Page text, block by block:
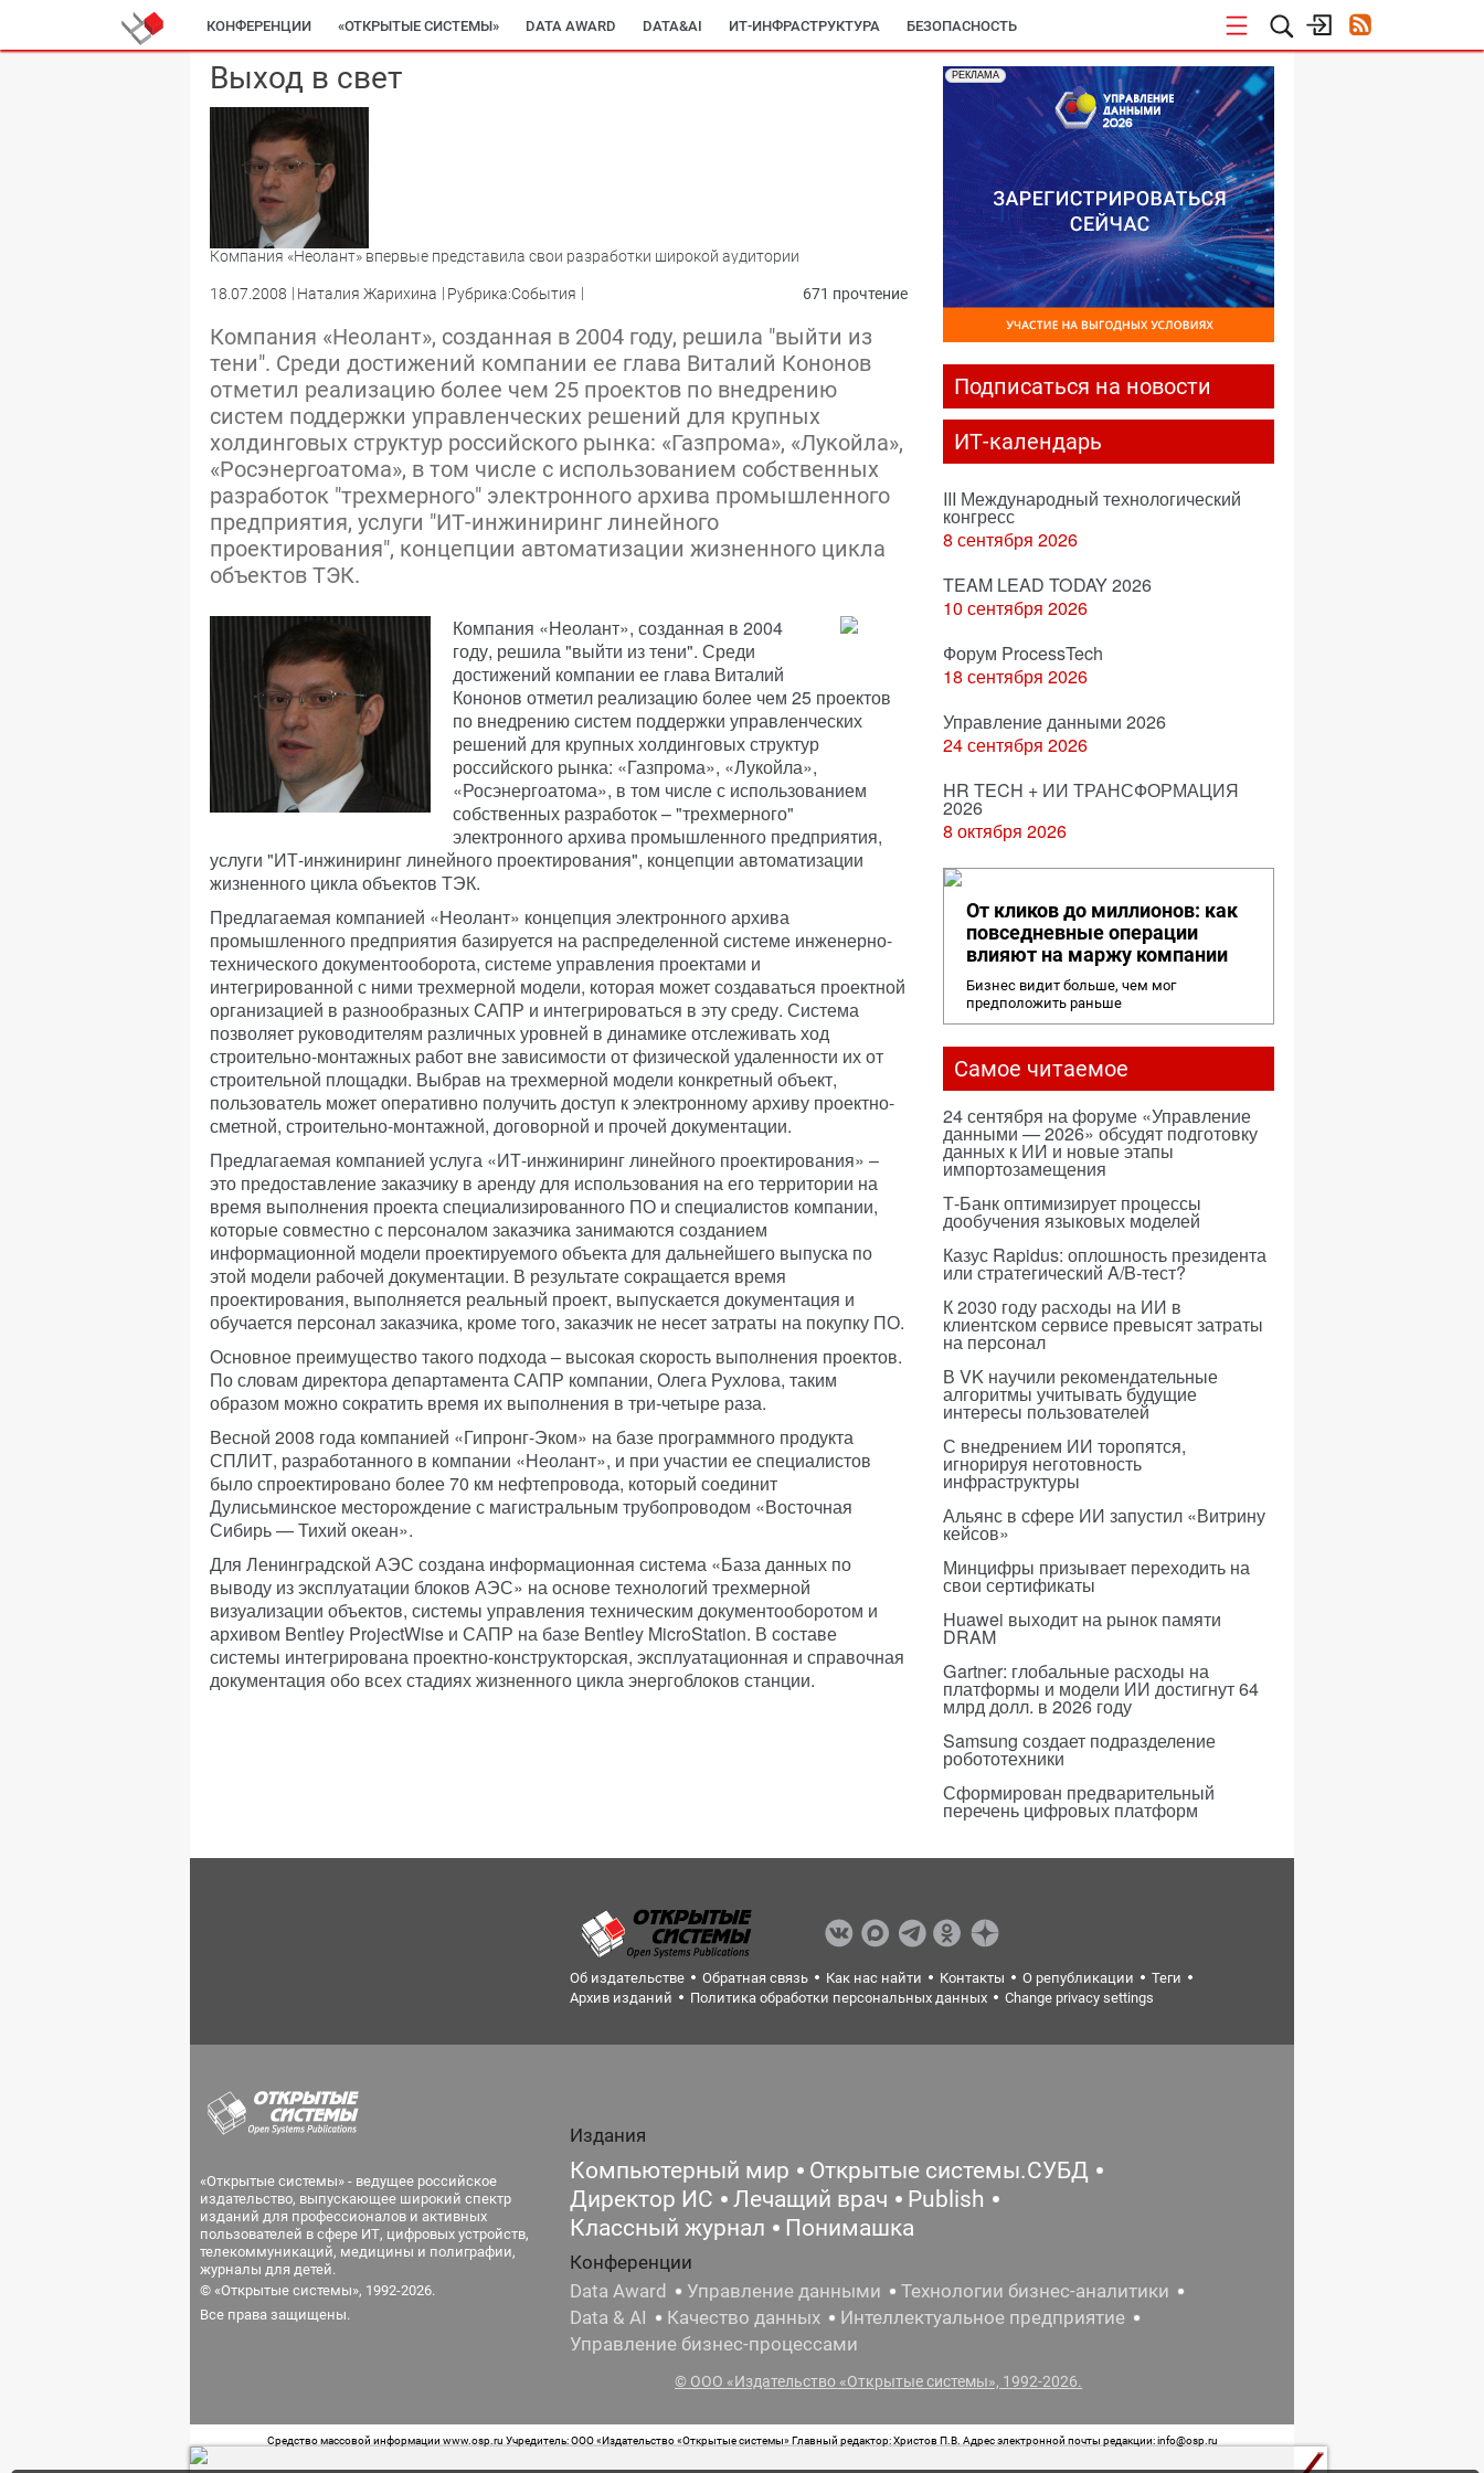
КОНФЕРЕНЦИИ «ОТКРЫТЫЕ СИСТЕМЫ» DATA AWARD DATA&AI ИТ-ИНФРАСТРУКТУРА БЕЗОПАСНОСТЬ
Выход в свет
Компания «Неолант» впервые представила свои разработки широкой аудитории
18.07.2008 Наталия Жарихина Рубрика:События 671 прочтение
Компания «Неолант», созданная в 2004 году, решила "выйти из
тени". Среди достижений компании ее глава Виталий Кононов
отметил реализацию более чем 25 проектов по внедрению
систем поддержки управленческих решений для крупных
холдинговых структур российского рынка: «Газпрома», «Лукойла»,
«Росэнергоатома», в том числе с использованием собственных
разработок "трехмерного" электронного архива промышленного
предприятия, услуги "ИТ-инжиниринг линейного
проектирования", концепции автоматизации жизненного цикла
объектов ТЭК.
Компания «Неолант», созданная в 2004
году, решила "выйти из тени". Среди
достижений компании ее глава Виталий
Кононов отметил реализацию более чем 25 проектов
по внедрению систем поддержки управленческих
решений для крупных холдинговых структур
российского рынка: «Газпрома», «Лукойла»,
«Росэнергоатома», в том числе с использованием
собственных разработок – "трехмерного"
электронного архива промышленного предприятия,
услуги "ИТ-инжиниринг линейного проектирования", концепции автоматизации
жизненного цикла объектов ТЭК.
Предлагаемая компанией «Неолант» концепция электронного архива
промышленного предприятия базируется на распределенной системе инженерно-
технического документооборота, системе управления проектами и
интегрированной с ними трехмерной модели, которая может создаваться проектной
организацией в разнообразных САПР и интегрироваться в эту среду. Система
позволяет руководителям различных уровней в динамике отслеживать ход
строительно-монтажных работ вне зависимости от физической удаленности их от
строительной площадки. Выбрав на трехмерной модели конкретный объект,
пользователь может оперативно получить доступ к электронному архиву проектно-
сметной, строительно-монтажной, договорной и прочей документации.
Предлагаемая компанией услуга «ИТ-инжиниринг линейного проектирования» –
это предоставление заказчику в аренду для использования на его территории на
время выполнения проекта специализированного ПО и специалистов компании,
которые совместно с персоналом заказчика занимаются созданием
информационной модели проектируемого объекта для дальнейшего выпуска по
этой модели рабочей документации. В результате сокращается время
проектирования, выполняется реальный проект, выпускается документация и
обучается персонал заказчика, кроме того, заказчик не несет затраты на покупку ПО.
Основное преимущество такого подхода – высокая скорость выполнения проектов.
По словам директора департамента САПР компании, Олега Рухлова, таким
образом можно сократить время их выполнения в три-четыре раза.
Весной 2008 года компанией «Гипронг-Эком» на базе программного продукта
СПЛИТ, разработанного в компании «Неолант», и при участии ее специалистов
было спроектировано более 70 км нефтепровода, который соединит
Дулисьминское месторождение с магистральным трубопроводом «Восточная
Сибирь — Тихий океан».
Для Ленинградской АЭС создана информационная система «База данных по
выводу из эксплуатации блоков АЭС» на основе технологий трехмерной
визуализации объектов, системы управления техническим документооборотом и
архивом Bentley ProjectWise и САПР на базе Bentley MicroStation. В составе
системы интегрирована проектно-конструкторская, эксплуатационная и справочная
документация обо всех стадиях жизненного цикла энергоблоков станции.
РЕКЛАМА
Подписаться на новости
ИТ-календарь
III Международный технологический
конгресс
8 сентября 2026
TEAM LEAD TODAY 2026
10 сентября 2026
Форум ProcessTech
18 сентября 2026
Управление данными 2026
24 сентября 2026
HR TECH + ИИ ТРАНСФОРМАЦИЯ
2026
8 октября 2026
От кликов до миллионов: как
повседневные операции
влияют на маржу компании
Бизнес видит больше, чем мог
предположить раньше
Самое читаемое
24 сентября на форуме «Управление
данными — 2026» обсудят подготовку
данных к ИИ и новые этапы
импортозамещения
Т-Банк оптимизирует процессы
дообучения языковых моделей
Казус Rapidus: оплошность президента
или стратегический A/B-тест?
К 2030 году расходы на ИИ в
клиентском сервисе превысят затраты
на персонал
В VK научили рекомендательные
алгоритмы учитывать будущие
интересы пользователей
С внедрением ИИ торопятся,
игнорируя неготовность
инфраструктуры
Альянс в сфере ИИ запустил «Витрину
кейсов»
Минцифры призывает переходить на
свои сертификаты
Huawei выходит на рынок памяти
DRAM
Gartner: глобальные расходы на
платформы и модели ИИ достигнут 64
млрд долл. в 2026 году
Samsung создает подразделение
робототехники
Сформирован предварительный
перечень цифровых платформ
Об издательстве Обратная связь Как нас найти Контакты О републикации
Теги
Архив изданий
Политика обработки персональных данных Change privacy settings
«Открытые системы» - ведущее российское
издательство, выпускающее широкий спектр
изданий для профессионалов и активных
пользователей в сфере ИТ, цифровых устройств,
телекоммуникаций, медицины и полиграфии,
журналы для детей.
© «Открытые системы», 1992-2026.
Все права защищены.
Издания
Компьютерный мир
Открытые системы.СУБД
Директор ИС
Лечащий врач
Publish
Классный журнал
Понимашка
Конференции
Data Award
Управление данными
Технологии бизнес-аналитики
Data & AI
Качество данных
Интеллектуальное предприятие
Управление бизнес-процессами
© ООО «Издательство «Открытые системы», 1992-2026.
Средство массовой информации www.osp.ru Учредитель: ООО «Издательство «Открытые системы» Главный редактор: Христов П.В. Адрес электронной почты редакции: info@osp.ru